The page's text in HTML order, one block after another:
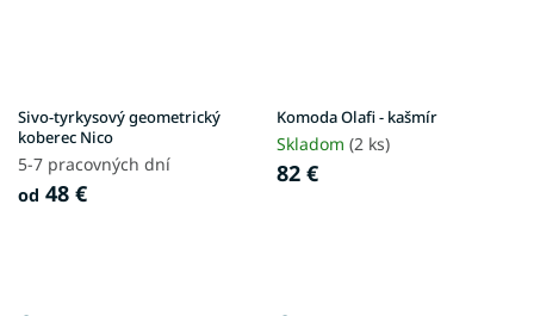
Sivo-tyrkysový geometrický
koberec Nico
5-7 pracovných dní
od 48 €
Komoda Olafi - kašmír
Skladom (2 ks)
82 €